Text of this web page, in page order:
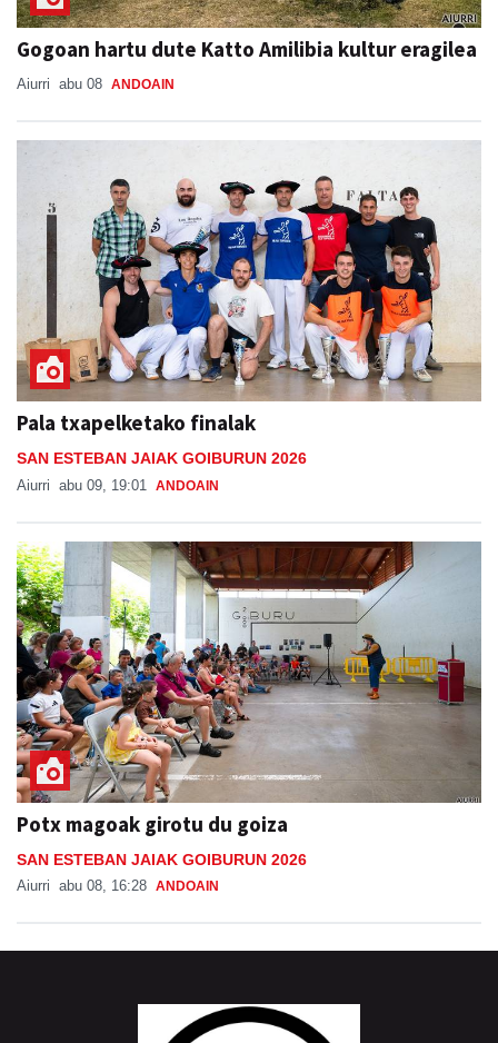
Gogoan hartu dute Katto Amilibia kultur eragilea
Aiurri abu 08 ANDOAIN
Pala txapelketako finalak
SAN ESTEBAN JAIAK GOIBURUN 2026
Aiurri abu 09, 19:01 ANDOAIN
Potx magoak girotu du goiza
SAN ESTEBAN JAIAK GOIBURUN 2026
Aiurri abu 08, 16:28 ANDOAIN